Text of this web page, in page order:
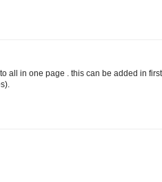
all in one page . this can be added in